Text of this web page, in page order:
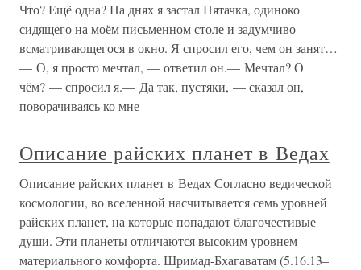
Что? Ещё одна? На днях я застал Пятачка, одиноко
сидящего на моём письменном столе и задумчиво
всматривающегося в окно. Я спросил его, чем он занят…
— О, я просто мечтал, — ответил он.— Мечтал? О
чём? — спросил я.— Да так, пустяки, — сказал он,
поворачиваясь ко мне
Описание райских планет в Ведах
Описание райских планет в Ведах Согласно ведической
космологии, во вселенной насчитывается семь уровней
райских планет, на которые попадают благочестивые
души. Эти планеты отличаются высоким уровнем
материального комфорта. Шримад-Бхагаватам (5.16.13–